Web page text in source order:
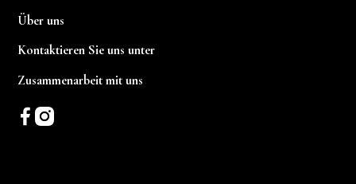
Über uns
Kontaktieren Sie uns unter
Zusammenarbeit mit uns